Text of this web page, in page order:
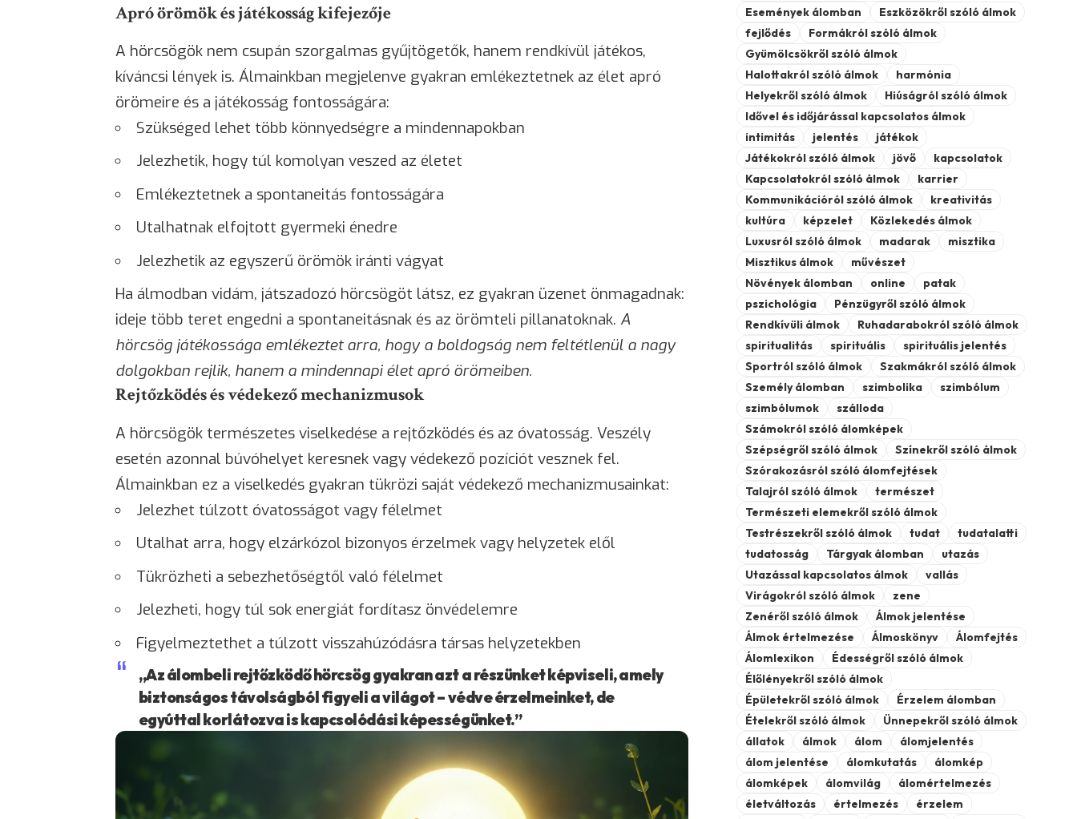
Apró örömök és játékosság kifejezője
A hörcsögök nem csupán szorgalmas gyűjtögetők, hanem rendkívül játékos,
kíváncsi lények is. Álmainkban megjelenve gyakran emlékeztetnek az élet apró
örömeire és a játékosság fontosságára:
Szükséged lehet több könnyedségre a mindennapokban
Jelezhetik, hogy túl komolyan veszed az életet
Emlékeztetnek a spontaneitás fontosságára
Utalhatnak elfojtott gyermeki énedre
Jelezhetik az egyszerű örömök iránti vágyat
Ha álmodban vidám, játszadozó hörcsögöt látsz, ez gyakran üzenet önmagadnak:
ideje több teret engedni a spontaneitásnak és az örömteli pillanatoknak. A
hörcsög játékossága emlékeztet arra, hogy a boldogság nem feltétlenül a nagy
dolgokban rejlik, hanem a mindennapi élet apró örömeiben.
Rejtőzködés és védekező mechanizmusok
A hörcsögök természetes viselkedése a rejtőzködés és az óvatosság. Veszély
esetén azonnal búvóhelyet keresnek vagy védekező pozíciót vesznek fel.
Álmainkban ez a viselkedés gyakran tükrözi saját védekező mechanizmusainkat:
Jelezhet túlzott óvatosságot vagy félelmet
Utalhat arra, hogy elzárkózol bizonyos érzelmek vagy helyzetek elől
Tükrözheti a sebezhetőségtől való félelmet
Jelezheti, hogy túl sok energiát fordítasz önvédelemre
Figyelmeztethet a túlzott visszahúzódásra társas helyzetekben
„Az álombeli rejtőzködő hörcsög gyakran azt a részünket képviseli, amely
biztonságos távolságból figyeli a világot – védve érzelmeinket, de
egyúttal korlátozva is kapcsolódási képességünket.”
Események álomban
Eszközökről szóló álmok
fejlődés
Formákról szóló álmok
Gyümölcsökről szóló álmok
Halottakról szóló álmok
harmónia
Helyekről szóló álmok
Hiúságról szóló álmok
Idővel és időjárással kapcsolatos álmok
intimitás
jelentés
játékok
Játékokról szóló álmok
jövő
kapcsolatok
Kapcsolatokról szóló álmok
karrier
Kommunikációról szóló álmok
kreativitás
kultúra
képzelet
Közlekedés álmok
Luxusról szóló álmok
madarak
misztika
Misztikus álmok
művészet
Növények álomban
online
patak
pszichológia
Pénzügyről szóló álmok
Rendkívüli álmok
Ruhadarabokról szóló álmok
spiritualitás
spirituális
spirituális jelentés
Sportról szóló álmok
Szakmákról szóló álmok
Személy álomban
szimbolika
szimbólum
szimbólumok
szálloda
Számokról szóló álomképek
Szépségről szóló álmok
Színekről szóló álmok
Szórakozásról szóló álomfejtések
Talajról szóló álmok
természet
Természeti elemekről szóló álmok
Testrészekről szóló álmok
tudat
tudatalatti
tudatosság
Tárgyak álomban
utazás
Utazással kapcsolatos álmok
vallás
Virágokról szóló álmok
zene
Zenéről szóló álmok
Álmok jelentése
Álmok értelmezése
Álmoskönyv
Álomfejtés
Álomlexikon
Édességről szóló álmok
Élőlényekről szóló álmok
Épületekről szóló álmok
Érzelem álomban
Ételekről szóló álmok
Ünnepekről szóló álmok
állatok
álmok álom
álomjelentés
álom jelentése
álomkutatás
álomkép
álomképek
álomvilág
álomértelmezés
életváltozás
értelmezés
érzelem